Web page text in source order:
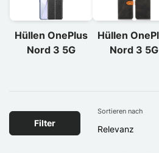
Hüllen OnePlus
Nord 3 5G
Hüllen
Nord 3 5G
Filter
Sortieren nach